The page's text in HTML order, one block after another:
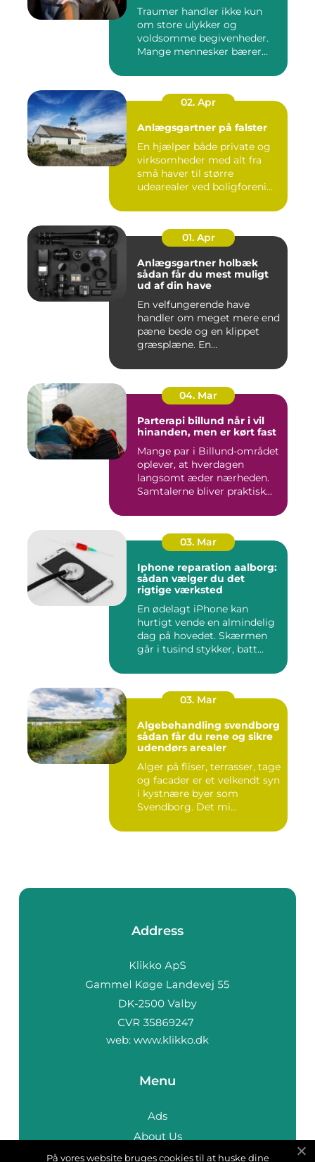
Traumer handler ikke kun
om store ulykker og
voldsomme begivenheder.
Mange mennesker bærer
02. Apr
Anlægsgartner på falster
En hjælper både private og
virksomheder med alt fra
små haver til større
udearealer ved boligforeni...
01. Apr
Anlægsgartner holbæk
sådan får du mest muligt
ud af din have
En velfungerende have
handler om meget mere end
pæne bede og en klippet
græsplæne. En
04. Mar
Parterapi billund når i vil
hinanden, men er kørt fast
Mange par i Billund-området
oplever, at hverdagen
langsomt æder nærheden.
Samtalerne bliver praktisk...
03. Mar
Iphone reparation aalborg:
sådan vælger du det
rigtige værksted
En ødelagt iPhone kan
hurtigt vende en almindelig
dag på hovedet. Skærmen
går i tusind stykker, batt...
03. Mar
Algebehandling svendborg
sådan får du rene og sikre
udendørs arealer
Alger på fliser, terrasser, tage
og facader er et velkendt syn
i kystnære byer som
Svendborg. Det mi...
Address
web: www.klikko.dk
Menu
Ads
About Us
Cookies
På vores website bruges cookies til at huske dine